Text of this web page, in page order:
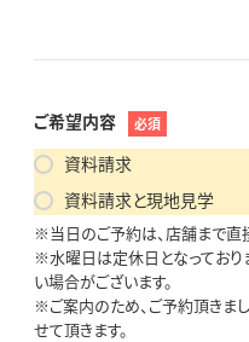
ご希望内容 必須
資料請求
資料請求と現地見学
※当日のご予約は、店舗まで直
※水曜日は定休日となっており
い場合がございます。
※ご案内のため、ご予約頂きま
せて頂きます。